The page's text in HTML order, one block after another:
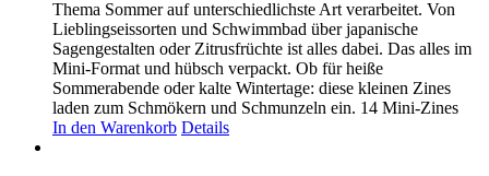
Thema Sommer auf unterschiedlichste Art verarbeitet. Von
Lieblingseissorten und Schwimmbad über japanische
Sagengestalten oder Zitrusfrüchte ist alles dabei. Das alles im
Mini-Format und hübsch verpackt. Ob für heiße
Sommerabende oder kalte Wintertage: diese kleinen Zines
laden zum Schmökern und Schmunzeln ein. 14 Mini-Zines
In den Warenkorb Details